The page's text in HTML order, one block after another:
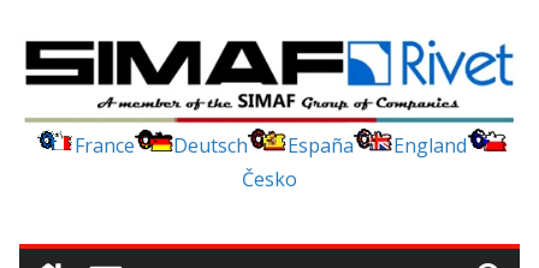
content
France Deutsch España
England
Česko